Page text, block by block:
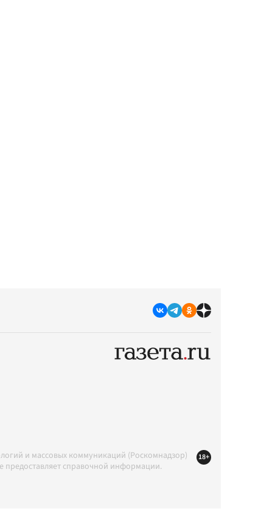
и массовых коммуникаций (Роскомнадзор)
предоставляет справочной информации.
18+